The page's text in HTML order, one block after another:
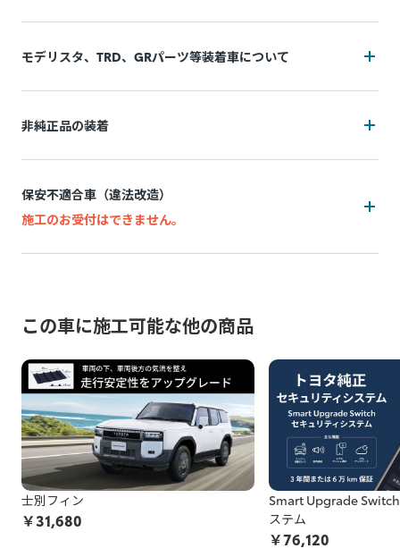
モデリスタ、TRD、GRパーツ等装着車について
算となります。
施工中に問題が発生した場合は都度お客様と連絡を取りなが
ら対応致しますので、納期が通常以上になる場合がございま
脱着により装着部品が機能しなくなる、部品が劣化等で壊れ
てしまう可能性があります。標準施工以外の装着品の脱着な
どの作業品質の保証はし兼ねます。
お申込み後に、施工をお断りすることになった場合、所定の
キャンセル料がかかります。
以上をご了承の上、お申し込みください。
非純正品の装着
追加費用(工賃・部品代)が発生する可能性がございます。
ないためです。
ら対応致しますので、納期が通常以上になる場合がございま
す。
非純正品アイテムが機能しなくなる、部品が劣化等で壊れて
しまう可能性があります。
非純正品をDIY等で施工されている方は こちらの注意喚起も
ご覧ください。
お申込み後に、施工をお断りすることになった場合、所定の
保安不適合車（違法改造）
施工のお受付はできません。
例：灯火類・シート・窓ガラス・ドアミラー・スポイラーなど
保安基準不適合車の例を確認する
この車に施工可能な他の商品
士別フィン
￥31,680
Smart Upgrade
ステム
￥76,120